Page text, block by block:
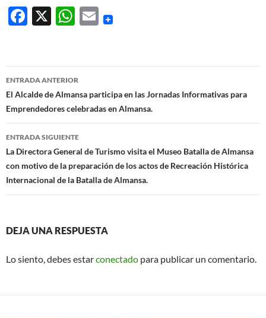
F
b
o
o
k
X
W
s
A
p
p
E
Navegación
de
entradas
ENTRADA ANTERIOR
El Alcalde de Almansa participa en las Jornadas Informativas para
Emprendedores celebradas en Almansa.
ENTRADA SIGUIENTE
La Directora General de Turismo visita el Museo Batalla de Almansa
con motivo de la preparación de los actos de Recreación Histórica
Internacional de la Batalla de Almansa.
DEJA UNA RESPUESTA
Lo siento, debes estarconectado para publicar un comentario.